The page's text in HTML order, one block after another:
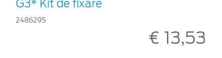
G3* Kit de fixare
2486295
€ 13,53